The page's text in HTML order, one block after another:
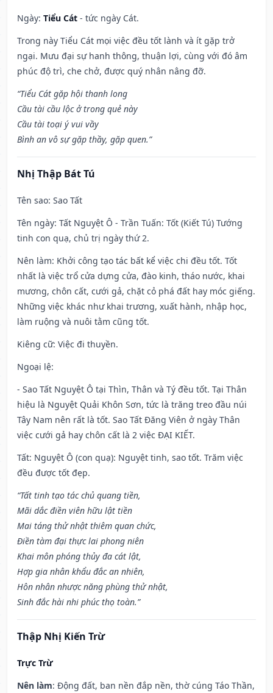
Ngày: Tiểu Cát - tức ngày Cát.
Trong này Tiểu Cát mọi việc đều tốt lành và ít gặp trở
ngại. Mưu đại sự hanh thông, thuận lợi, cùng với đó âm
phúc độ trì, che chở, được quý nhân nâng đỡ.
“Tiểu Cát gặp hội thanh long
Cầu tài cầu lộc ở trong quẻ này
Cầu tài toại ý vui vầy
Bình an vô sự gặp thầy, gặp quen.”
Nhị Thập Bát Tú
Tên sao: Sao Tất
Tên ngày: Tất Nguyệt Ô - Trần Tuấn: Tốt (Kiết Tú) Tướng
tinh con quạ, chủ trị ngày thứ 2.
Nên làm: Khởi công tạo tác bất kể việc chi đều tốt. Tốt
nhất là việc trổ cửa dựng cửa, đào kinh, tháo nước, khai
mương, chôn cất, cưới gả, chặt cỏ phá đất hay móc giếng.
Những việc khác như khai trương, xuất hành, nhập học,
làm ruộng và nuôi tằm cũng tốt.
Kiêng cữ: Việc đi thuyền.
Ngoại lệ:
- Sao Tất Nguyệt Ô tại Thìn, Thân và Tý đều tốt. Tại Thân
hiệu là Nguyệt Quải Khôn Sơn, tức là trăng treo đầu núi
Tây Nam nên rất là tốt. Sao Tất Đăng Viên ở ngày Thân
việc cưới gả hay chôn cất là 2 việc ĐẠI KIẾT.
Tất: Nguyệt Ô (con quạ): Nguyệt tinh, sao tốt. Trăm việc
đều được tốt đẹp.
“Tất tinh tạo tác chủ quang tiền,
Mãi dắc điền viên hữu lật tiền
Mai táng thử nhật thiêm quan chức,
Điền tàm đại thực lai phong niên
Khai môn phóng thủy đa cát lật,
Hợp gia nhân khẩu đắc an nhiên,
Hôn nhân nhược năng phùng thử nhật,
Sinh đắc hài nhi phúc thọ toàn.”
Thập Nhị Kiến Trừ
Trực Trừ
Nên làm: Động đất, ban nền đắp nền, thờ cúng Táo Thần,